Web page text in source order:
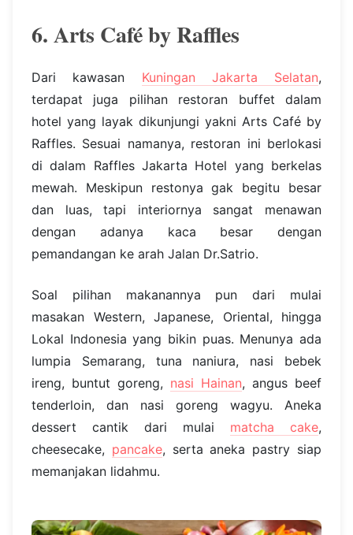
6. Arts Café by Raffles
Dari kawasan Kuningan Jakarta Selatan,
terdapat juga pilihan restoran buffet dalam
hotel yang layak dikunjungi yakni Arts Café by
Raffles. Sesuai namanya, restoran ini berlokasi
di dalam Raffles Jakarta Hotel yang berkelas
mewah. Meskipun restonya gak begitu besar
dan luas, tapi interiornya sangat menawan
dengan adanya kaca besar dengan
pemandangan ke arah Jalan Dr.Satrio.
Soal pilihan makanannya pun dari mulai
masakan Western, Japanese, Oriental, hingga
Lokal Indonesia yang bikin puas. Menunya ada
lumpia Semarang, tuna naniura, nasi bebek
ireng, buntut goreng, nasi Hainan, angus beef
tenderloin, dan nasi goreng wagyu. Aneka
dessert cantik dari mulai matcha cake,
cheesecake, pancake, serta aneka pastry siap
memanjakan lidahmu.